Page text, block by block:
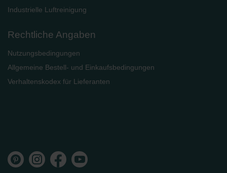
Industrielle Luftreinigung
Rechtliche Angaben
Nutzungsbedingungen
Allgemeine Bestell- und Einkaufsbedingungen
Verhaltenskodex für Lieferanten